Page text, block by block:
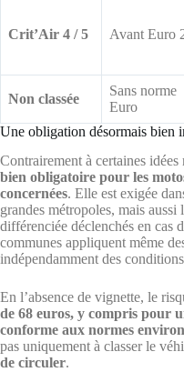
Crit’Air 4 / 5 Avant Euro
Non classée
Sans norme
Euro
Une obligation désormais bien
Contrairement à certaines idées
bien obligatoire pour les
concernées. Elle est exigée
grandes métropoles, mais
différenciée déclenchés en cas
communes appliquent même
indépendamment des
En l’absence de vignette, le
de 68 euros, y compris pour
conforme aux normes
pas uniquement à classer le
de circuler.